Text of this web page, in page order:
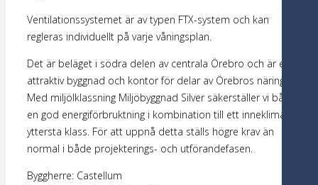
Ventilationssystemet är av typen FTX-system och kan
regleras individuellt på varje våningsplan.
Det är beläget i södra delen av centrala Örebro och är en
attraktiv byggnad och kontor för delar av Örebros näringsliv.
Med miljölklassning Miljöbyggnad Silver säkerställer vi både
en god energiförbruktning i kombination till ett inneklimat av
yttersta klass. För att uppnå detta ställs högre krav än
normal i både projekterings- och utförandefasen.
Byggherre: Castellum